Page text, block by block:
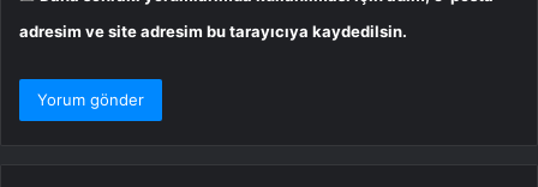
adresim ve site adresim bu tarayıcıya kaydedilsin.